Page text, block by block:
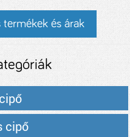
és árak
cipő